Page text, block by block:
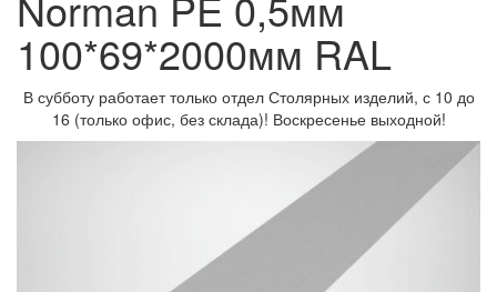
100*69*2000мм RAL
В субботу работает только отдел Столярных изделий, с 10 до
16 (только офис, без склада)! Воскресенье выходной!